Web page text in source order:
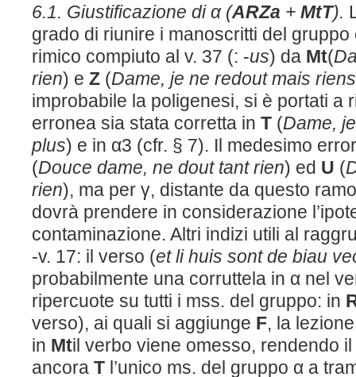
6.1. Giustificazione di α (ARZa + MtT).
grado di riunire i manoscritti del gruppo
rimico compiuto al v. 37 (: -us) da Mt(
rien) e Z (Dame, je ne redout mais riens
improbabile la poligenesi, si è portati a
erronea sia stata corretta in T (Dame,
plus) e in α3 (cfr. § 7). Il medesimo
(Douce dame, ne dout tant rien) ed U (
rien), ma per γ, distante da questo
dovrà prendere in considerazione
contaminazione. Altri indizi utili al
-v. 17: il verso (et li huis sont de biau
probabilmente una corruttela in α nel
ripercuote su tutti i mss. del gruppo: in
verso), ai quali si aggiunge F, la
in Mtil verbo viene omesso, rendendo
ancora T l’unico ms. del gruppo α a